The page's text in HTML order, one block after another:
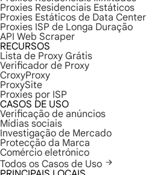
Proxies Residenciais Estáticos
Proxies Estáticos de Data Center
Proxies ISP de Longa Duração
API Web Scraper
RECURSOS
Lista de Proxy Grátis
Verificador de Proxy
CroxyProxy
ProxySite
Proxies por ISP
CASOS DE USO
Verificação de anúncios
Mídias sociais
Investigação de Mercado
Protecção da Marca
Comércio eletrónico
Todos os Casos de Uso